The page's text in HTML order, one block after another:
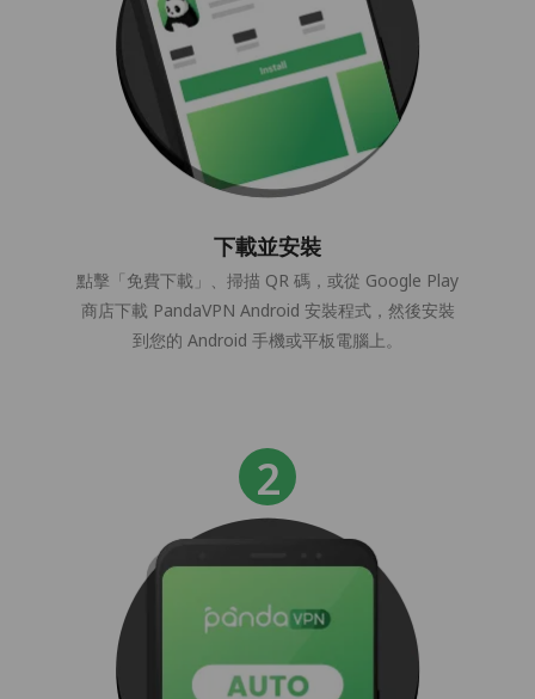
下載並安裝
點擊「免費下載」、掃描 QR 碼，或從 Google Play
商店下載 PandaVPN Android 安裝程式，然後安裝
到您的 Android 手機或平板電腦上。